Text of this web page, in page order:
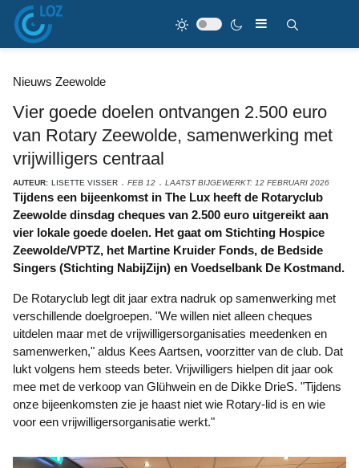
Nieuws Zeewolde
Vier goede doelen ontvangen 2.500 euro
van Rotary Zeewolde, samenwerking met
vrijwilligers centraal
AUTEUR: LISETTE VISSER FEB 12 LAATST BIJGEWERKT: 12 FEBRUARI 2026
Tijdens een bijeenkomst in The Lux heeft de Rotaryclub
Zeewolde dinsdag cheques van 2.500 euro uitgereikt aan
vier lokale goede doelen. Het gaat om Stichting Hospice
Zeewolde/VPTZ, het Martine Kruider Fonds, de Bedside
Singers (Stichting NabijZijn) en Voedselbank De Kostmand.
De Rotaryclub legt dit jaar extra nadruk op samenwerking met
verschillende doelgroepen. "We willen niet alleen cheques
uitdelen maar met de vrijwilligersorganisaties meedenken en
samenwerken," aldus Kees Aartsen, voorzitter van de club. Dat
lukt volgens hem steeds beter. Vrijwilligers hielpen dit jaar ook
mee met de verkoop van Glühwein en de Dikke DrieS. "Tijdens
onze bijeenkomsten zie je haast niet wie Rotary-lid is en wie
voor een vrijwilligersorganisatie werkt."